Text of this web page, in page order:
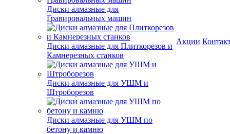
Диски алмазные для
Гравировальных машин
Диски алмазные для Плиткорезов и
Камнерезных станков
Диски алмазные для УШМ и
Штроборезов
Диски алмазные для УШМ по
бетону и камню
Акции